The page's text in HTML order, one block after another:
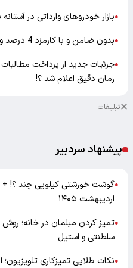
●بازار خودرو‌های وارداتی در
●بدون ضامن و با کارمزد 4 درصد وام 50 میلیونی بگیرید
●جزئیات جدید از پرداخت
زمان دقیق اعلام شد ؟!
تبلیغات
پیشنهاد سردبیر
●
اردیبهشت ۱۴۰۵
●تمیز کردن مبلمان در خانه؛
سلطنتی و استیل
●نکات طلایی تمیزکاری